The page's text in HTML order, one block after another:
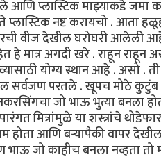
प्लास्टिक माझ्याकडे जमा
प्लास्टिक नष्ट करायचो . आता
वीज देखील घरोघरी आलेली
मात्र अगदी खरे . राहून राहून
योग्य स्थान आहे . असो .
सर्वजण परतले . खूपच मोठे
जो भाऊ भुत्या बनला
पारंगत मित्रांमुळे या शस्त्रांचे
होता आणि बऱ्यापैकी वापर
जो काहीच बनला नव्हता तो